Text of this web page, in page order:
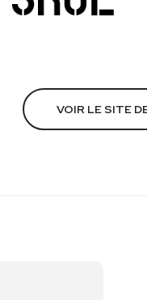
VOIR LE SITE